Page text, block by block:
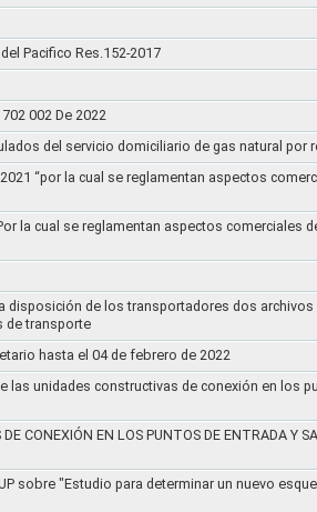
Pacifico Res.152-2017
002 De 2022
del servicio domiciliario de gas natural por
“por la cual se reglamentan aspectos
la cual se reglamentan aspectos comerciales
disposición de los transportadores dos
de transporte
hasta el 04 de febrero de 2022
unidades constructivas de conexión en los
CONEXIÓN EN LOS PUNTOS DE ENTRADA Y
sobre "Estudio para determinar un nuevo